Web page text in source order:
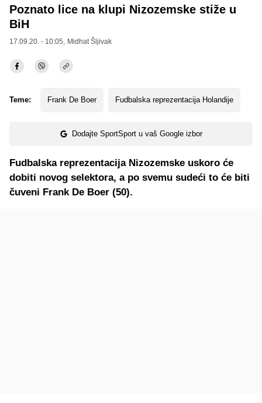
Poznato lice na klupi Nizozemske stiže u
BiH
17.09.20. - 10:05, Midhat Šljivak
Teme: Frank De Boer Fudbalska reprezentacija Holandije
Dodajte SportSport u vaš Google izbor
Fudbalska reprezentacija Nizozemske uskoro će
dobiti novog selektora, a po svemu sudeći to će biti
čuveni Frank De Boer (50).